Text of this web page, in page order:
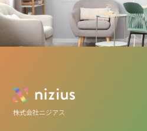
株式会社ニジアス